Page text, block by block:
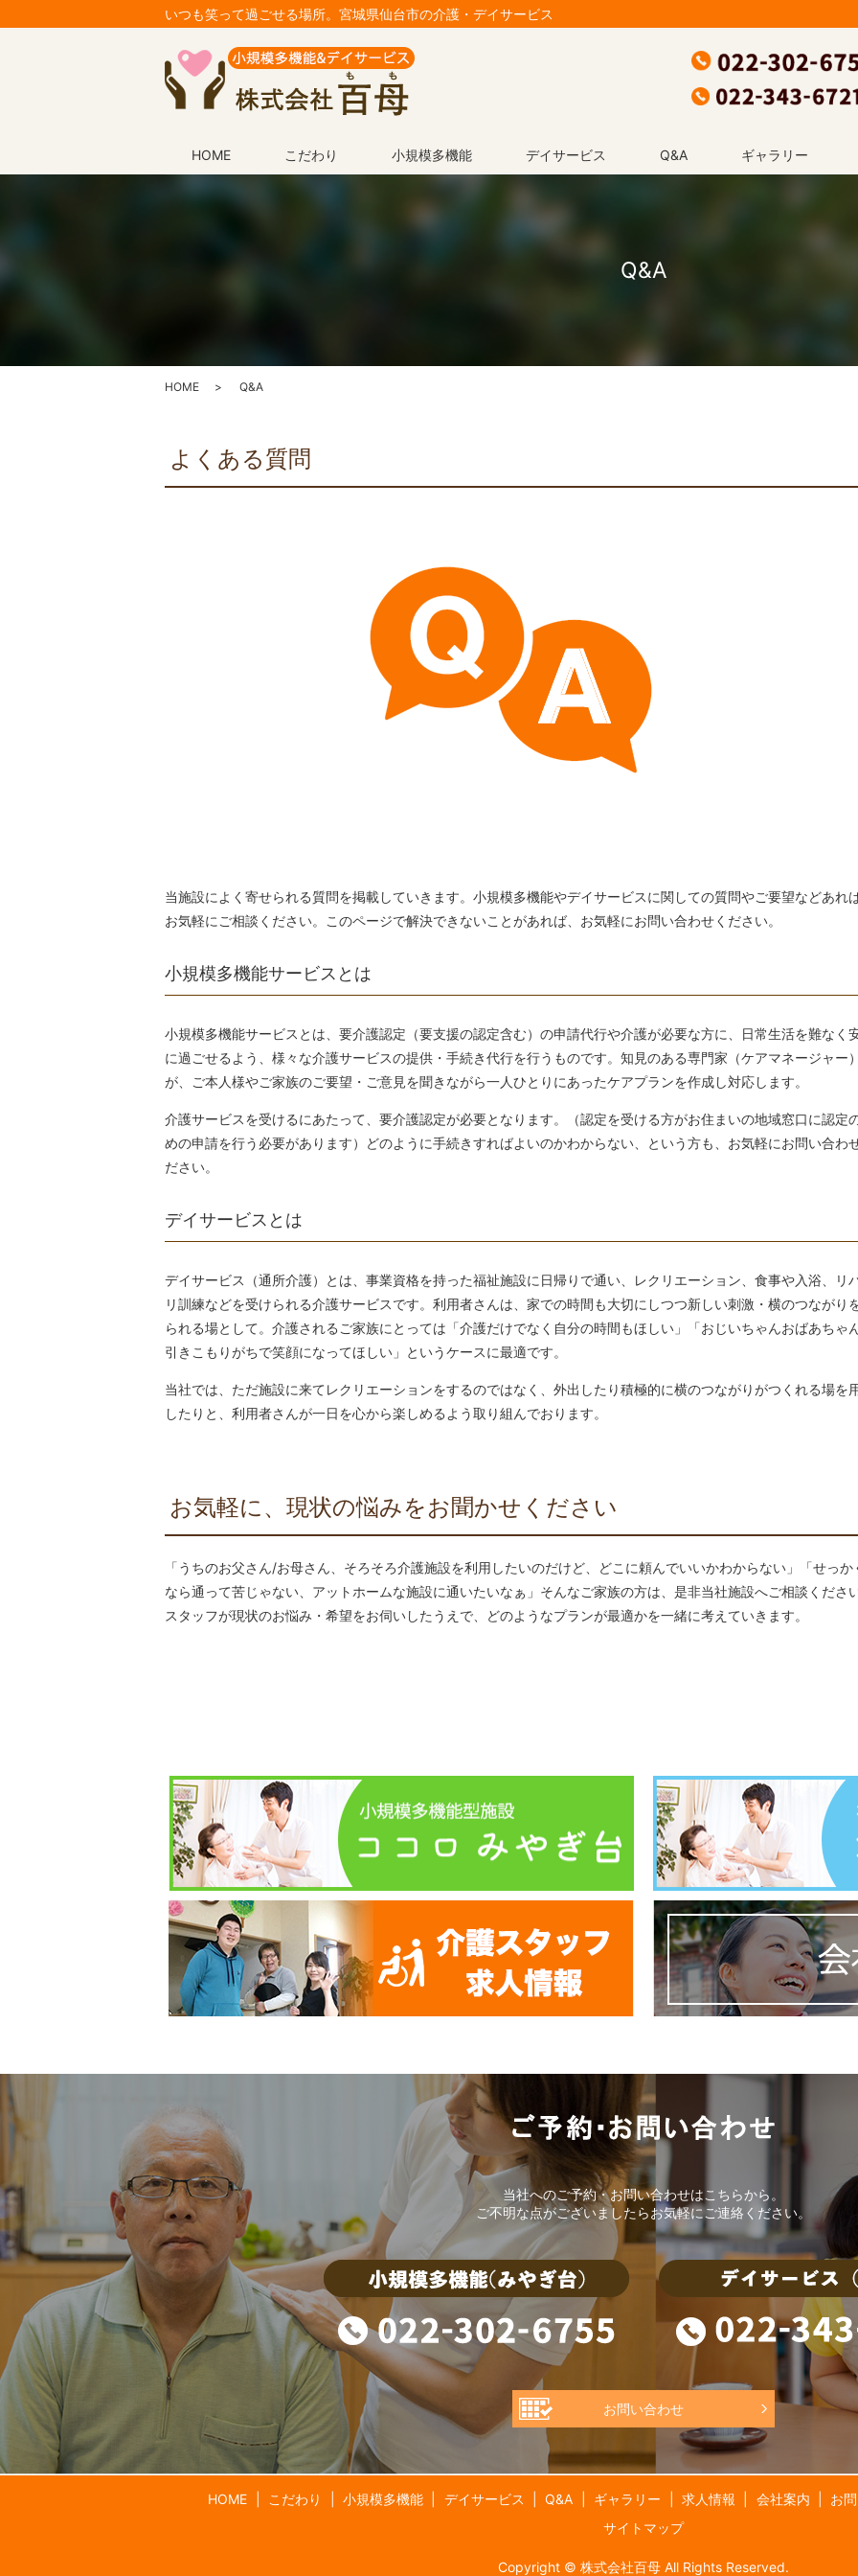
いつも笑って過ごせる場所。宮城県仙台市の介護・デイサービス
HOME こだわり 小規模多機能 デイサービス Q&A ギャラリー
Q&A
HOME Q&A
よくある質問
当施設によく寄せられる質問を掲載していきます。小規模多機能やデイサービスに関しての質問やご要望などあれば
お気軽にご相談ください。このページで解決できないことがあれば、お気軽にお問い合わせください。
小規模多機能サービスとは
小規模多機能サービスとは、要介護認定（要支援の認定含む）の申請代行や介護が必要な方に、日常生活を難なく
に過ごせるよう、様々な介護サービスの提供・手続き代行を行うものです。知見のある専門家（ケアマネージャー）
が、ご本人様やご家族のご要望・ご意見を聞きながら一人ひとりにあったケアプランを作成し対応します。
介護サービスを受けるにあたって、要介護認定が必要となります。（認定を受ける方がお住まいの地域窓口に認定
めの申請を行う必要があります）どのように手続きすればよいのかわからない、という方も、お気軽にお問い合わ
ださい。
デイサービスとは
デイサービス（通所介護）とは、事業資格を持った福祉施設に日帰りで通い、レクリエーション、食事や入浴、リ
リ訓練などを受けられる介護サービスです。利用者さんは、家での時間も大切にしつつ新しい刺激・横のつながり
られる場として。介護されるご家族にとっては「介護だけでなく自分の時間もほしい」「おじいちゃんおばあちゃ
引きこもりがちで笑顔になってほしい」というケースに最適です。
当社では、ただ施設に来てレクリエーションをするのではなく、外出したり積極的に横のつながりがつくれる場を
したりと、利用者さんが一日を心から楽しめるよう取り組んでおります。
お気軽に、現状の悩みをお聞かせください
「うちのお父さん/お母さん、そろそろ介護施設を利用したいのだけど、どこに頼んでいいかわからない」「せっか
なら通って苦じゃない、アットホームな施設に通いたいなぁ」そんなご家族の方は、是非当社施設へご相談ください
スタッフが現状のお悩み・希望をお伺いしたうえで、どのようなプランが最適かを一緒に考えていきます。
当社へのご予約・お問い合わせはこちらから。
ご不明な点がございましたらお気軽にご連絡ください。
お問い合わせ
HOME こだわり 小規模多機能 デイサービス Q&A ギャラリー 求人情報 会社案内 お
サイトマップ
Copyright © 株式会社百母 All Rights Reserved.